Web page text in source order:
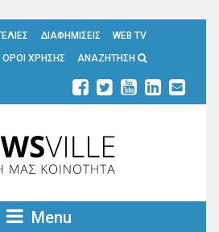
ΔΙΑΦΗΜΙΣΕΙΣ
WEB TV
ΟΡΟΙ ΧΡΗΣΗΣ ΑΝΑΖΗΤΗΣΗ
Menu